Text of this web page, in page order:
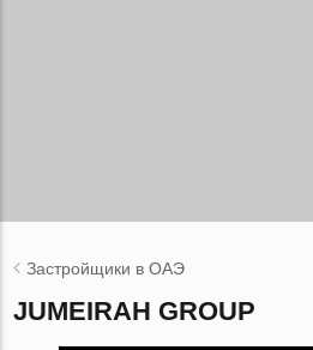
Застройщики в ОАЭ
JUMEIRAH GROUP